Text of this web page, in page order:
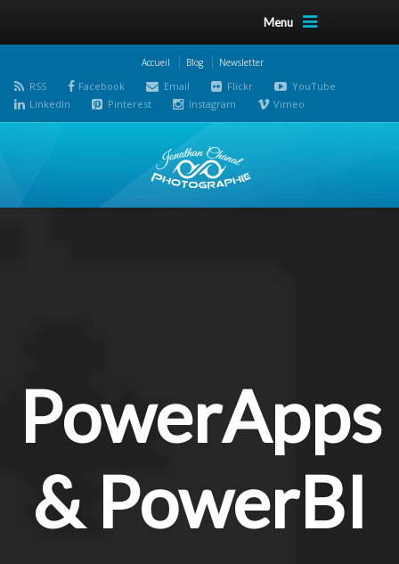
Menu
Accueil Blog Newsletter
RSS Facebook Email Flickr
YouTube
LinkedIn
Pinterest Instagram Vimeo
PowerApps
& PowerBI